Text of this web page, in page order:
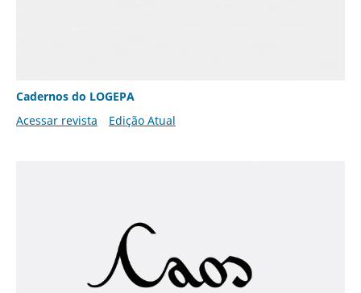
Cadernos do LOGEPA
Acessar revista
Edição Atual